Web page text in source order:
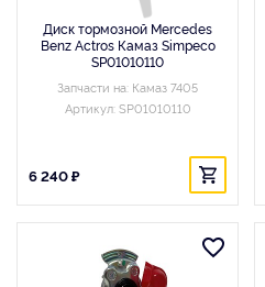
Диск тормозной Mercedes
Benz Actros Камаз Simpeco
SP01010110
Запчасти на: Камаз 7405
Артикул: SP01010110
6 240 ₽